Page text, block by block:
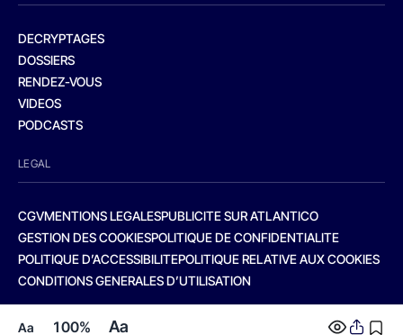
Aa 100% Aa
DECRYPTAGES
DOSSIERS
RENDEZ-VOUS
VIDEOS
PODCASTS
LEGAL
CGVMENTIONS LEGALESPUBLICITE SUR ATLANTICO
GESTION DES COOKIESPOLITIQUE DE CONFIDENTIALITE
POLITIQUE D’ACCESSIBILITEPOLITIQUE RELATIVE AUX COOKIES
CONDITIONS GENERALES D’UTILISATION